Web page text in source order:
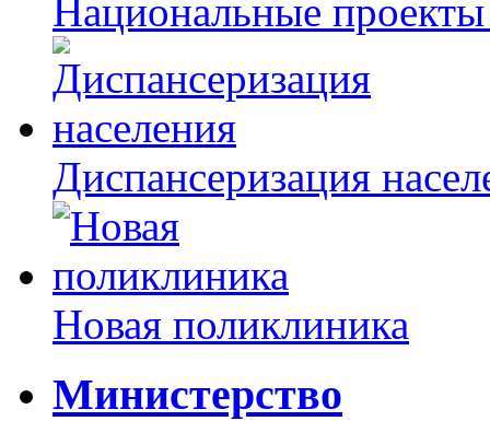
Национальные
Диспансеризация
Новая поликлиника
Министерство